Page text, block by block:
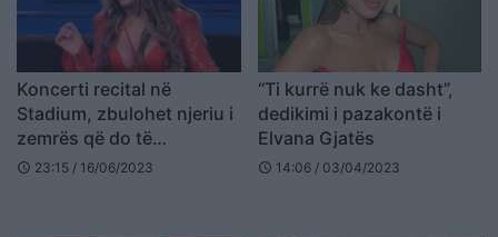
Koncerti recital në
Stadium, zbulohet njeriu i
zemrës që do të
performojë me Elvana
schedule 23:15 / 16/06/2023
“Ti kurrë nuk ke dasht”,
dedikimi i pazakontë i
Elvana Gjatës
schedule 14:06 / 03/04/2023